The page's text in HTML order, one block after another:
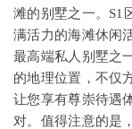
滩的别墅之一。S1
满活力的海滩休闲
最高端私人别墅之
的地理位置，不仅
让您享有尊崇待遇
对。值得注意的是